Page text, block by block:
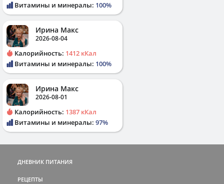
Витамины и минералы: 100%
Ирина Макс
2026-08-04
Калорийность: 1412 кКал
Витамины и минералы: 100%
Ирина Макс
2026-08-01
Калорийность: 1387 кКал
Витамины и минералы: 97%
ДНЕВНИК ПИТАНИЯ
РЕЦЕПТЫ